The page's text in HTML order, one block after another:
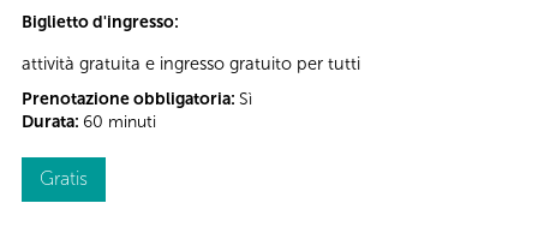
Biglietto d'ingresso:
attività gratuita e ingresso gratuito per tutti
Prenotazione obbligatoria: Sì
Durata: 60 minuti
Gratis